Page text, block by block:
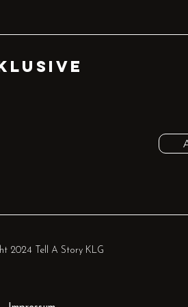
2024 Tell A Story KLG